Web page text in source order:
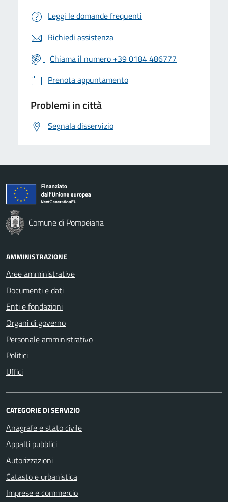
Leggi le domande frequenti
Richiedi assistenza
Chiama il numero +39 0184 486777
Prenota appuntamento
Problemi in città
Segnala disservizio
Comune di Pompeiana
AMMINISTRAZIONE
Aree amministrative
Documenti e dati
Enti e fondazioni
Organi di governo
Personale amministrativo
Politici
Uffici
CATEGORIE DI SERVIZIO
Anagrafe e stato civile
Appalti pubblici
Autorizzazioni
Catasto e urbanistica
Imprese e commercio